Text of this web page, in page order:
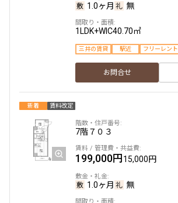
1LDK+WIC33.02㎡
163,000円
1.0ヶ月 無
1LDK+WIC+SIC32.18㎡
1.0ヶ月 無
1LDK+WIC40.70㎡
三井の賃貸 駅近 フリーレント
お問合せ
新着 賃料改定
7階７０３
199,000円15,000円
1.0ヶ月 無